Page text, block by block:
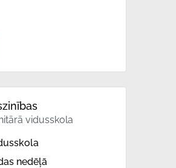
vidusskola
nedēļā